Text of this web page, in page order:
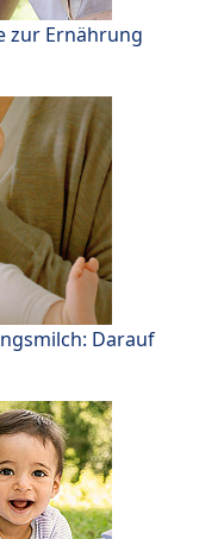
zur Ernährung
Darauf